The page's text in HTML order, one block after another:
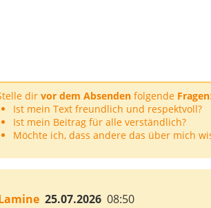
dir vor dem Absenden folgende Fragen:
Ist mein Text freundlich und respektvoll?
Ist mein Beitrag für alle verständlich?
Möchte ich, dass andere das über mich
25.07.2026 08:50